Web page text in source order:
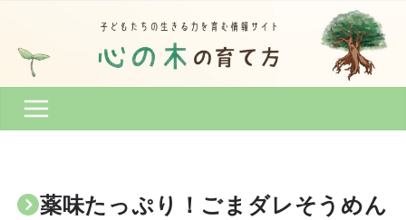
薬味たっぷり！ごまダレそうめん